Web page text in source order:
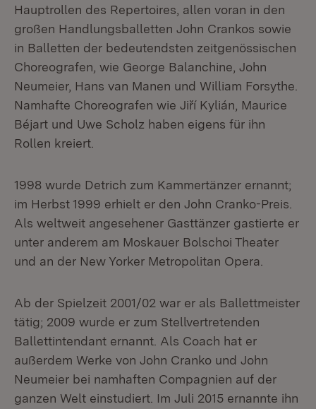
Hauptrollen des Repertoires, allen voran in den
großen Handlungsballetten John Crankos sowie
in Balletten der bedeutendsten zeitgenössischen
Choreografen, wie George Balanchine, John
Neumeier, Hans van Manen und William Forsythe.
Namhafte Choreografen wie Jiří Kylián, Maurice
Béjart und Uwe Scholz haben eigens für ihn
Rollen kreiert.
1998 wurde Detrich zum Kammertänzer ernannt;
im Herbst 1999 erhielt er den John Cranko-Preis.
Als weltweit angesehener Gasttänzer gastierte er
unter anderem am Moskauer Bolschoi Theater
und an der New Yorker Metropolitan Opera.
Ab der Spielzeit 2001/02 war er als Ballettmeister
tätig; 2009 wurde er zum Stellvertretenden
Ballettintendant ernannt. Als Coach hat er
außerdem Werke von John Cranko und John
Neumeier bei namhaften Compagnien auf der
ganzen Welt einstudiert. Im Juli 2015 ernannte ihn